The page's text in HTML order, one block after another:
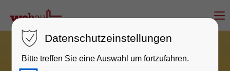
Datenschutzeinstellungen
Bitte treffen Sie eine Auswahl um fortzufahren.